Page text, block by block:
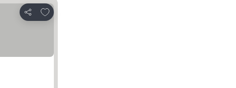
Partilhar
Adicionar aos favoritos